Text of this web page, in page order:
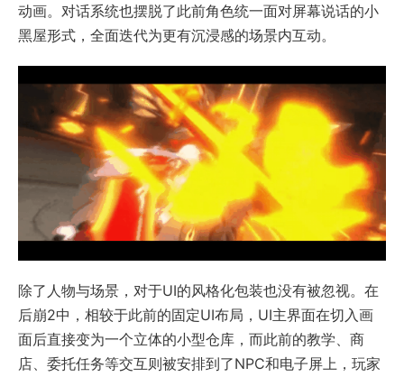
动画。对话系统也摆脱了此前角色统一面对屏幕说话的小
黑屋形式，全面迭代为更有沉浸感的场景内互动。
除了人物与场景，对于UI的风格化包装也没有被忽视。在
后崩2中，相较于此前的固定UI布局，UI主界面在切入画
面后直接变为一个立体的小型仓库，而此前的教学、商
店、委托任务等交互则被安排到了NPC和电子屏上，玩家